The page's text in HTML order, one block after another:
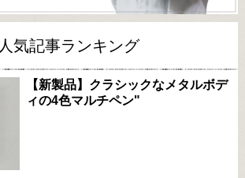
人気記事ランキング
【新製品】クラシックなメタルボデ
ィの4色マルチペン"